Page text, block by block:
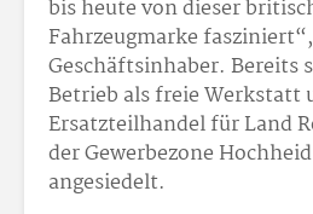
bis heute von dieser
Fahrzeugmarke
Geschäftsinhaber. Bereits
Betrieb als freie Werkstatt
Ersatzteilhandel für Land
der Gewerbezone
angesiedelt.